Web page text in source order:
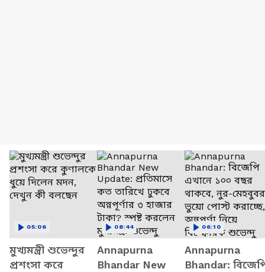
মুখ্যমন্ত্রী শুভেন্দুর
প্রশংসা করে
05:06
Annapurna
Bhandar New
08:44
Annapurna
Bhandar:
06:10